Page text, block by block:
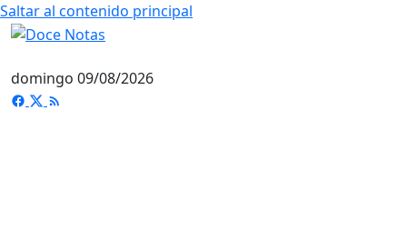
Saltar al contenido principal
domingo 09/08/2026